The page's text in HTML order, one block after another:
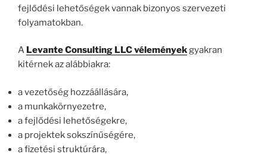
fejlődési lehetőségek vannak bizonyos szervezeti
folyamatokban.
A Levante Consulting LLC véleményekgyakran
kitérnek az alábbiakra:
a vezetőség hozzáállására,
a munkakörnyezetre,
a fejlődési lehetőségekre,
a projektek sokszínűségére,
a fizetési struktúrára,